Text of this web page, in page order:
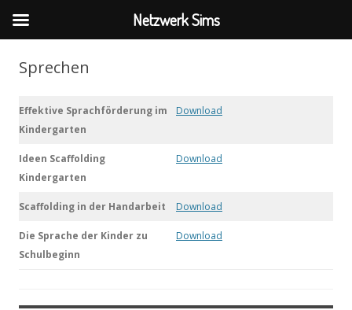
Sprechen
Effektive Sprachförderung im
Kindergarten
Download
Ideen Scaffolding
Kindergarten
Download
Scaffolding in der Handarbeit Download
Die Sprache der Kinder zu
Schulbeginn
Download
Netzwerk Sims